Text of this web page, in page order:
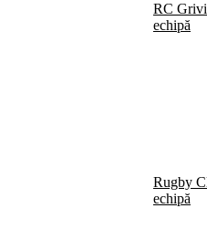
RC
echipă
Rugby
echipă